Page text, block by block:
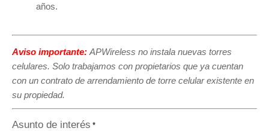
años.
Aviso importante: APWireless no instala nuevas torres
celulares. Solo trabajamos con propietarios que ya cuentan
con un contrato de arrendamiento de torre celular existente en
su propiedad.
Asunto de interés *